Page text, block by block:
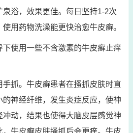
浴，效果更佳。每日坚持1-2次
用药物洗澡能更快治愈牛皮癣。
下使用一些不含激素的牛皮癣止痒
手抓。牛皮癣患者在搔抓皮肤时直
神经纤维，发生炎症反应，使神
动，结果也使得大脑皮层感觉神
牛皮癣皮肤搔抓后会更痒。牛皮